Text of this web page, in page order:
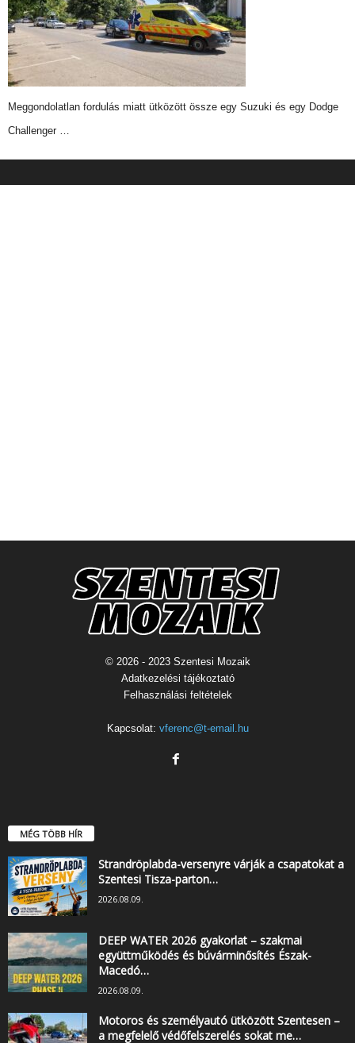
Meggondolatlan fordulás miatt ütközött össze egy Suzuki és egy Dodge
Challenger …
© 2026 - 2023 Szentesi Mozaik
Adatkezelési tájékoztató
Felhasználási feltételek
Kapcsolat: vferenc@t-email.hu
MÉG TÖBB HÍR
Strandröplabda-versenyre várják a csapatokat a
Szentesi Tisza-parton…
2026.08.09.
DEEP WATER 2026 gyakorlat – szakmai
együttműködés és búvárminősítés Észak-
Macedó…
2026.08.09.
Motoros és személyautó ütközött Szentesen –
a megfelelő védőfelszerelés sokat me…